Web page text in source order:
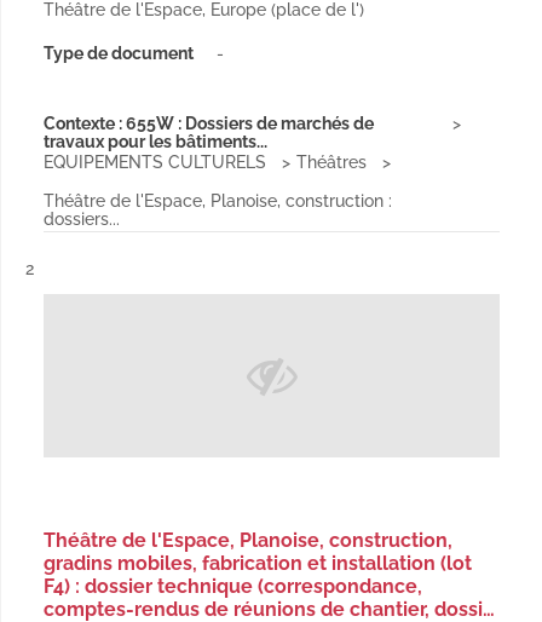
Théâtre de l'Espace, Europe (place de l')
Type de document -
Contexte : 655W : Dossiers de marchés de
travaux pour les bâtiments...
EQUIPEMENTS CULTURELS
Théâtres
Théâtre de l'Espace, Planoise, construction :
dossiers...
Résultat n°
2
Théâtre de l'Espace, Planoise, construction,
gradins mobiles, fabrication et installation (lot
F4) : dossier technique (correspondance,
comptes-rendus de réunions de chantier, dossi…